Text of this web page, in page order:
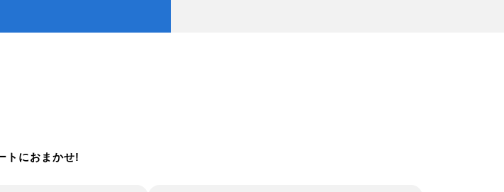
トにおまかせ!